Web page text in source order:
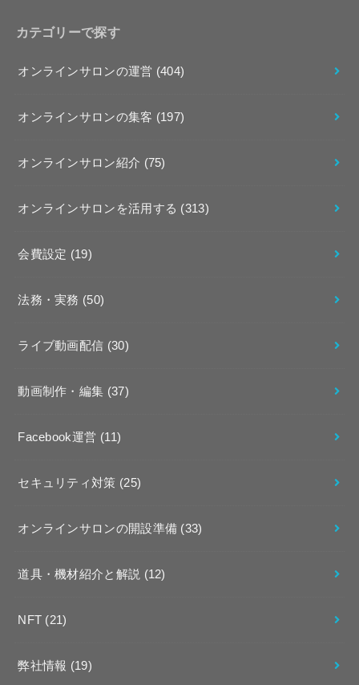
カテゴリーで探す
オンラインサロンの運営 (404)
オンラインサロンの集客 (197)
オンラインサロン紹介 (75)
オンラインサロンを活用する (313)
会費設定 (19)
法務・実務 (50)
ライブ動画配信 (30)
動画制作・編集 (37)
Facebook運営 (11)
セキュリティ対策 (25)
オンラインサロンの開設準備 (33)
道具・機材紹介と解説 (12)
NFT (21)
弊社情報 (19)